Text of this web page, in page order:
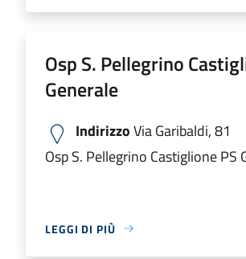
Osp S. Pellegrino
Generale
IndirizzoVia Garibaldi, 81
Osp S. Pellegrino Castiglione PS
LEGGI DI PIÙ